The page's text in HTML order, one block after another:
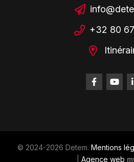
+32 80
© 2024-2026 Detem. Mentions
Agence web